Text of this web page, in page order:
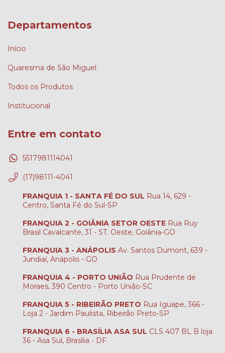
Departamentos
Início
Quaresma de São Miguel
Todos os Produtos
Institucional
Entre em contato
5517981114041
(17)98111-4041
FRANQUIA 1 - SANTA FÉ DO SUL Rua 14, 629 -
Centro, Santa Fé do Sul-SP
FRANQUIA 2 - GOIÂNIA SETOR OESTE Rua Ruy
Brasil Cavalcante, 31 - ST. Oeste, Goiânia-GO
FRANQUIA 3 - ANÁPOLIS Av. Santos Dumont, 639 -
Jundiaí, Anápolis - GO
FRANQUIA 4 - PORTO UNIÃO Rua Prudente de
Moraes, 390 Centro - Porto União-SC
FRANQUIA 5 - RIBEIRÃO PRETO Rua Iguape, 366 -
Loja 2 - Jardim Paulista, Ribeirão Preto-SP
FRANQUIA 6 - BRASÍLIA ASA SUL CLS 407 BL B loja
36 - Asa Sul, Brasília - DF